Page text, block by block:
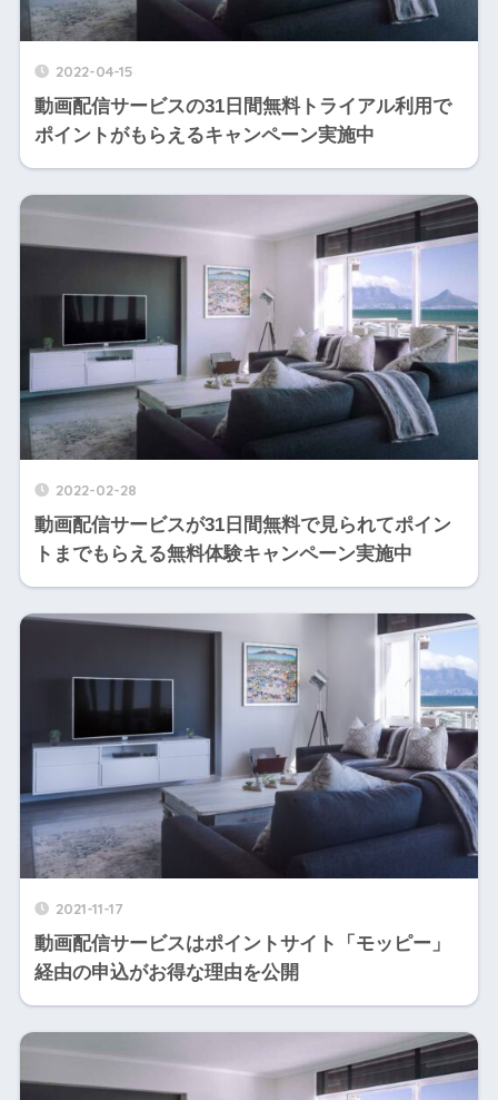
2022-04-15
動画配信サービスの31日間無料トライアル利用で
ポイントがもらえるキャンペーン実施中
2022-02-28
動画配信サービスが31日間無料で見られてポイン
トまでもらえる無料体験キャンペーン実施中
2021-11-17
動画配信サービスはポイントサイト「モッピー」
経由の申込がお得な理由を公開